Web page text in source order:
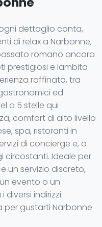
dettaglio conta,
di relax a Narbonne,
romano ancora
prestigiosi e lambita
raffinata, tra
ed
a 5 stelle qui
comfort di alto livello
spa, ristoranti in
di concierge e, a
circostanti. Ideale per
un servizio discreto,
evento o un
diversi indirizzi
gustarti Narbonne